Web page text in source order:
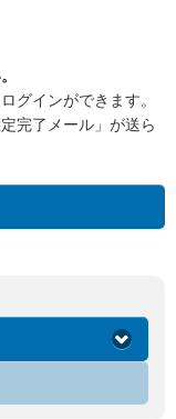
グインができます。
完了メール」が送ら